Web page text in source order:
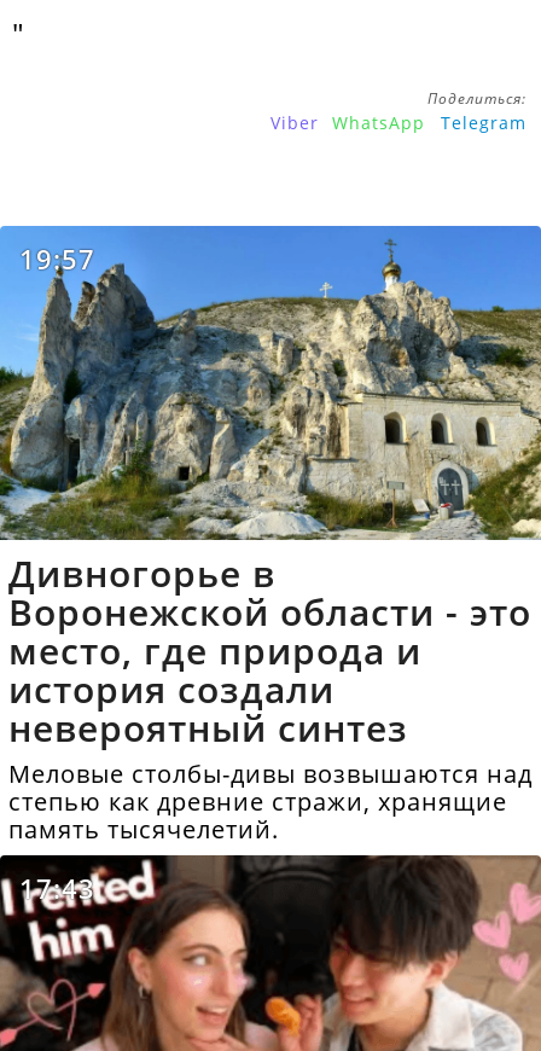
"
Поделиться:
Viber WhatsApp Telegram
19:57
Дивногорье в
Воронежской области - это
место, где природа и
история создали
невероятный синтез
Меловые столбы-дивы возвышаются над
степью как древние стражи, хранящие
память тысячелетий.
17:43